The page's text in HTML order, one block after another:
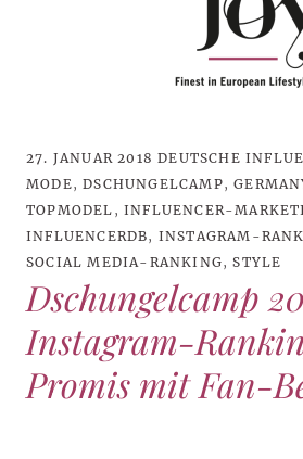
27. JANUAR 2018 DEUTSCHE
MODE,DSCHUNGELCAMP,
TOPMODEL ,INFLUENCER-
INFLUENCERDB, INSTAGRAM-
SOCIAL MEDIA-RANKING,STYLE
Dschungelcamp
Instagram-
Promis mit Fan-